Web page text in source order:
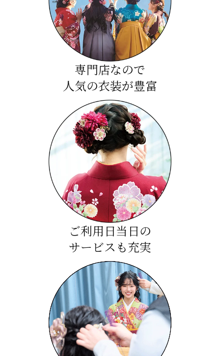
専門店なので
人気の衣装が豊富
ご利用日当日の
サービスも充実